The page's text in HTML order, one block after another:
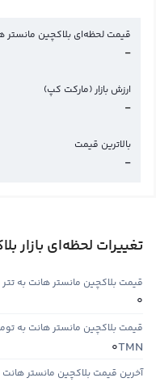
قیمت لحظه‌ای بلاکچین مانستر
-
ارزش بازار (مارکت کپ)
-
بالاترین قیمت
-
تغییرات لحظه‌ای بازار
قیمت بلاکچین مانستر هانت به تتر
0
قیمت بلاکچین مانستر هانت به
TMN
0
آخرین قیمت بلاکچین مانستر هانت